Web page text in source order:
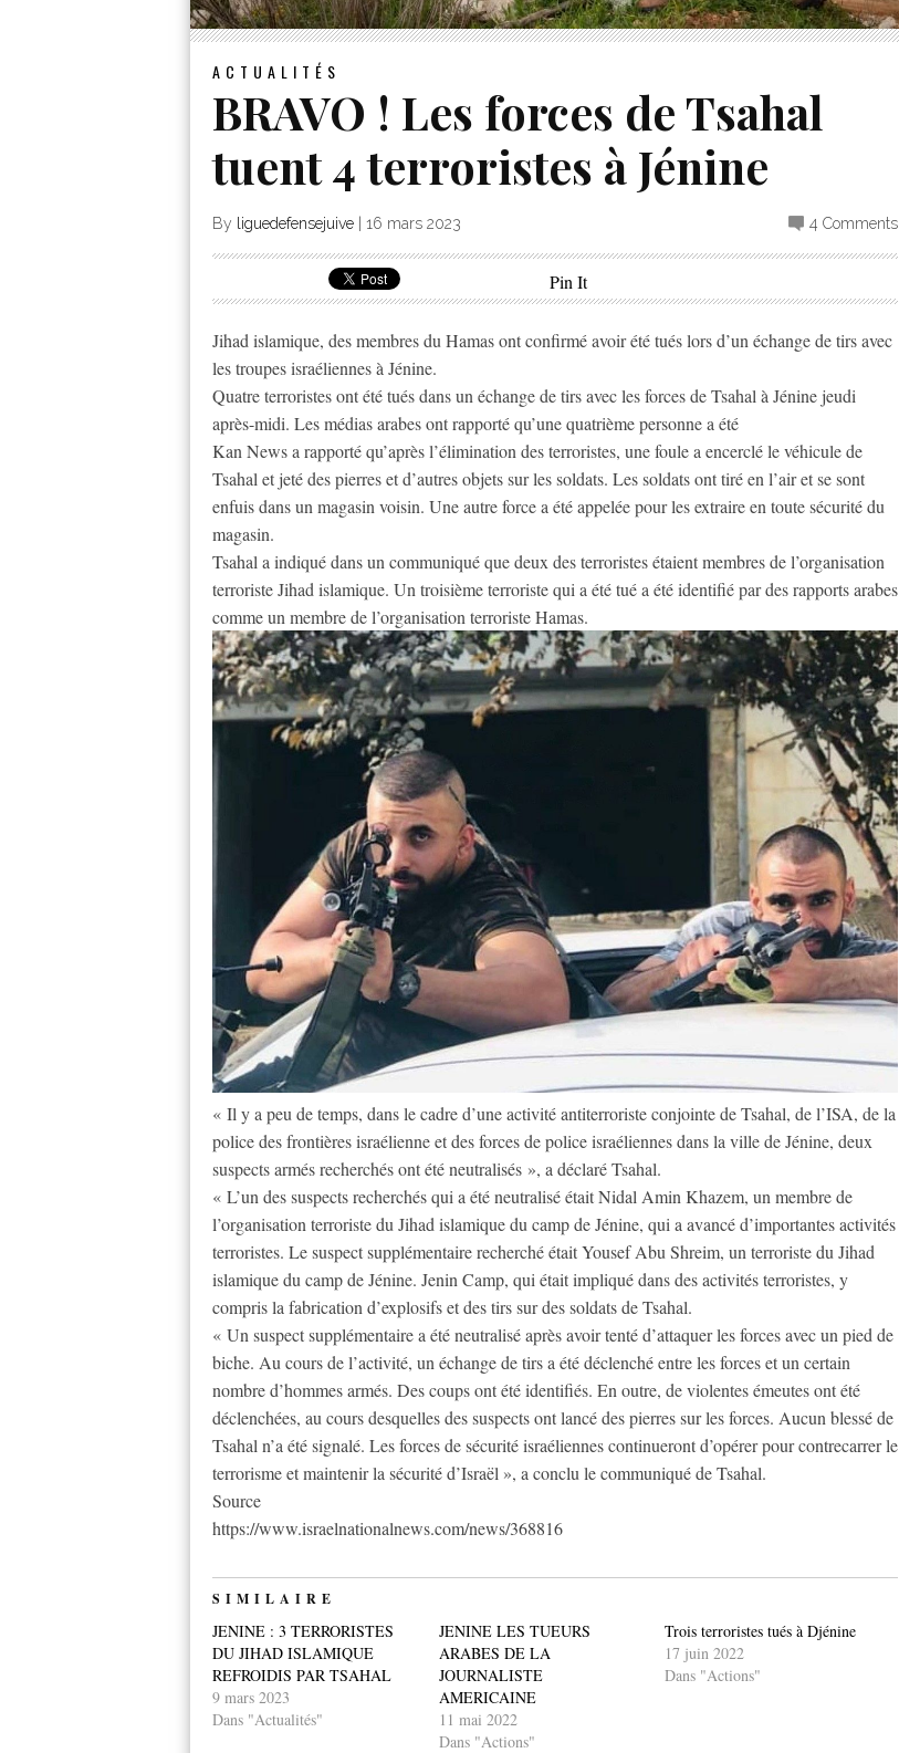
ACTUALITÉS
BRAVO ! Les forces de Tsahal
tuent 4 terroristes à Jénine
By liguedefensejuive 16 mars 2023 4 Comments
Pin It
Jihad islamique, des membres du Hamas ont confirmé avoir été tués lors d’un échange de tirs avec
les troupes israéliennes à Jénine.
Quatre terroristes ont été tués dans un échange de tirs avec les forces de Tsahal à Jénine jeudi
après-midi. Les médias arabes ont rapporté qu’une quatrième personne a été
Kan News a rapporté qu’après l’élimination des terroristes, une foule a encerclé le véhicule de
Tsahal et jeté des pierres et d’autres objets sur les soldats. Les soldats ont tiré en l’air et se sont
enfuis dans un magasin voisin. Une autre force a été appelée pour les extraire en toute sécurité du
magasin.
Tsahal a indiqué dans un communiqué que deux des terroristes étaient membres de l’organisation
terroriste Jihad islamique. Un troisième terroriste qui a été tué a été identifié par des rapports arabes
comme un membre de l’organisation terroriste Hamas.
« Il y a peu de temps, dans le cadre d’une activité antiterroriste conjointe de Tsahal, de l’ISA, de la
police des frontières israélienne et des forces de police israéliennes dans la ville de Jénine, deux
suspects armés recherchés ont été neutralisés », a déclaré Tsahal.
« L’un des suspects recherchés qui a été neutralisé était Nidal Amin Khazem, un membre de
l’organisation terroriste du Jihad islamique du camp de Jénine, qui a avancé d’importantes activités
terroristes. Le suspect supplémentaire recherché était Yousef Abu Shreim, un terroriste du Jihad
islamique du camp de Jénine. Jenin Camp, qui était impliqué dans des activités terroristes, y
compris la fabrication d’explosifs et des tirs sur des soldats de Tsahal.
« Un suspect supplémentaire a été neutralisé après avoir tenté d’attaquer les forces avec un pied de
biche. Au cours de l’activité, un échange de tirs a été déclenché entre les forces et un certain
nombre d’hommes armés. Des coups ont été identifiés. En outre, de violentes émeutes ont été
déclenchées, au cours desquelles des suspects ont lancé des pierres sur les forces. Aucun blessé de
Tsahal n’a été signalé. Les forces de sécurité israéliennes continueront d’opérer pour contrecarrer le
terrorisme et maintenir la sécurité d’Israël », a conclu le communiqué de Tsahal.
Source
https://www.israelnationalnews.com/news/368816
SIMILAIRE
JENINE : 3 TERRORISTES
DU JIHAD ISLAMIQUE
REFROIDIS PAR TSAHAL
9 mars 2023
Dans "Actualités"
JENINE LES TUEURS
ARABES DE LA
JOURNALISTE
AMERICAINE
11 mai 2022
Dans "Actions"
Trois terroristes tués à Djénine
17 juin 2022
Dans "Actions"